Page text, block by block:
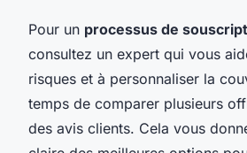
Pour un processus de
consultez un expert qui vous
risques et à personnaliser la
temps de comparer plusieurs
des avis clients. Cela vous